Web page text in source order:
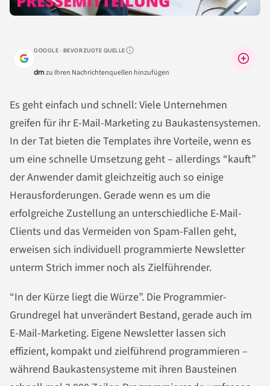
GOOGLE · BEVORZUGTE QUELLEWarum lohnt sich das?
dmzu Ihren Nachrichtenquellen hinzufügen
Es geht einfach und schnell: Viele Unternehmen
greifen für ihr E-Mail-Marketing zu Baukastensystemen.
In der Tat bieten die Templates ihre Vorteile, wenn es
um eine schnelle Umsetzung geht – allerdings “kauft”
der Anwender damit gleichzeitig auch so einige
Herausforderungen. Gerade wenn es um die
erfolgreiche Zustellung an unterschiedliche E-Mail-
Clients und das Vermeiden von Spam-Fallen geht,
erweisen sich individuell programmierte Newsletter
unterm Strich immer noch als Zielführender.
“In der Kürze liegt die Würze”. Die Programmier-
Grundregel hat unverändert Bestand, gerade auch im
E-Mail-Marketing. Eigene Newsletter lassen sich
effizient, kompakt und zielführend programmieren –
während Baukastensysteme mit ihren Bausteinen